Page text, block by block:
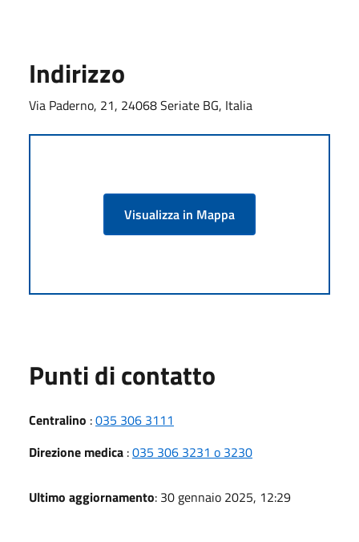
Indirizzo
Via Paderno, 21, 24068 Seriate BG, Italia
Visualizza in Mappa
Punti di contatto
Centralino :035 306 3111
Direzione medica :035 306 3231 o 3230
Ultimo aggiornamento: 30 gennaio 2025, 12:29